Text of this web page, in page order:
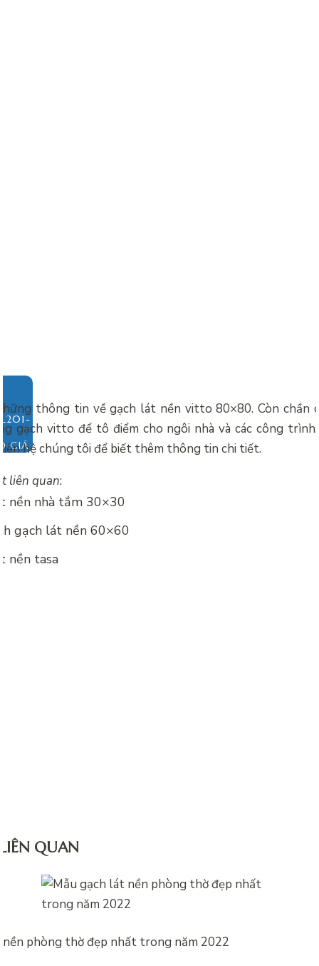
GIÁ
thông tin vềgạch lát nền vitto 80×80. Còn chần
gạch vitto để tô điểm cho ngôi nhà và các công
hệ chúng tôi để biết thêm thông tin chi tiết.
liên quan:
nền nhà tắm 30×30
gạch lát nền 60×60
nền tasa
QUAN
phòng thờ đẹp nhất trong năm 2022